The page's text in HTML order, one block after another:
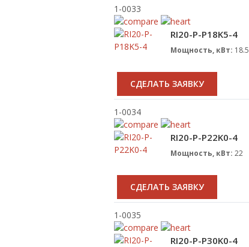
1-0033
RI20-P-P18K5-4
Мощность, кВт: 18.5
CДЕЛАТЬ ЗАЯВКУ
1-0034
RI20-P-P22K0-4
Мощность, кВт: 22
CДЕЛАТЬ ЗАЯВКУ
1-0035
RI20-P-P30K0-4